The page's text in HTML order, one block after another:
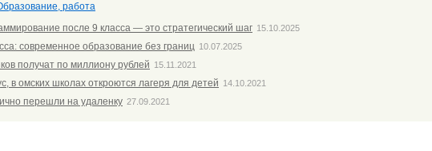
работа
после 9 класса — это стратегический шаг 15.10.2025
современное образование без границ 10.07.2025
получат по миллиону рублей 15.11.2021
в омских школах откроются лагеря для детей 14.10.2021
перешли на удаленку 27.09.2021